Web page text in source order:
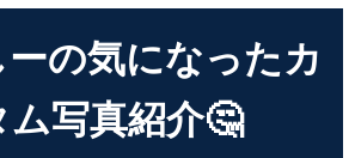
の気になったカ
ム写真紹介🤔